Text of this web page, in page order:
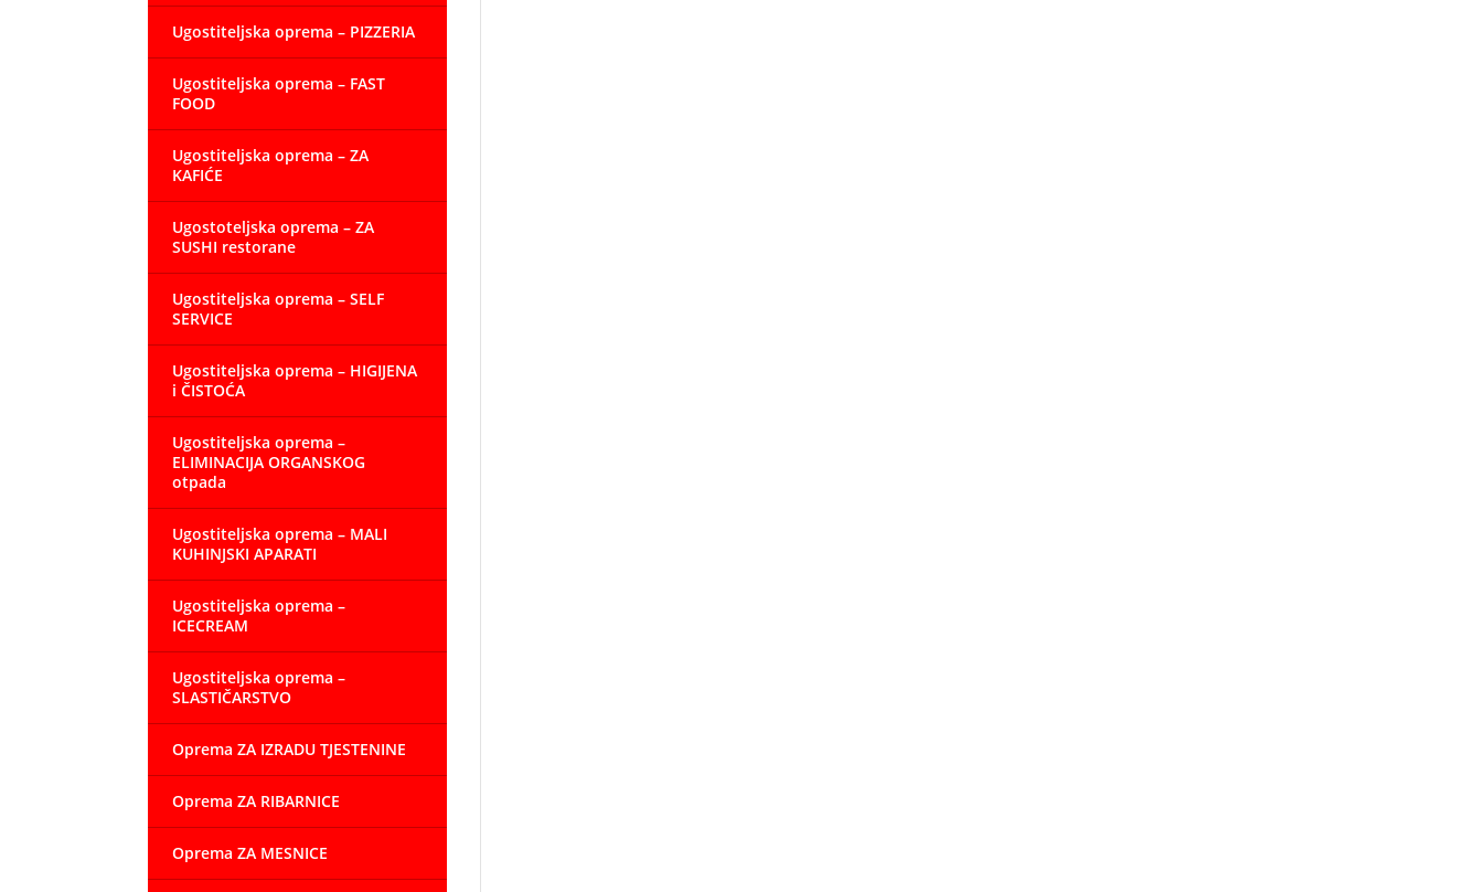
Ugostiteljska oprema – PIZZERIA
Ugostiteljska oprema – FAST
FOOD
Ugostiteljska oprema – ZA
KAFIĆE
Ugostoteljska oprema – ZA
SUSHI restorane
Ugostiteljska oprema – SELF
SERVICE
Ugostiteljska oprema – HIGIJENA
i ČISTOĆA
Ugostiteljska oprema –
ELIMINACIJA ORGANSKOG
otpada
Ugostiteljska oprema – MALI
KUHINJSKI APARATI
Ugostiteljska oprema –
ICECREAM
Ugostiteljska oprema –
SLASTIČARSTVO
Oprema ZA IZRADU TJESTENINE
Oprema ZA RIBARNICE
Oprema ZA MESNICE